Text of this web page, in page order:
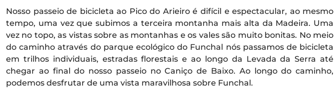
Nosso passeio de bicicleta ao Pico do Arieiro é difícil e espectacular, ao mesmo
tempo, uma vez que subimos a terceira montanha mais alta da Madeira. Uma
vez no topo, as vistas sobre as montanhas e os vales são muito bonitas. No meio
do caminho através do parque ecológico do Funchal nós passamos de bicicleta
em trilhos individuais, estradas florestais e ao longo da Levada da Serra até
chegar ao final do nosso passeio no Caniço de Baixo. Ao longo do caminho,
podemos desfrutar de uma vista maravilhosa sobre Funchal.